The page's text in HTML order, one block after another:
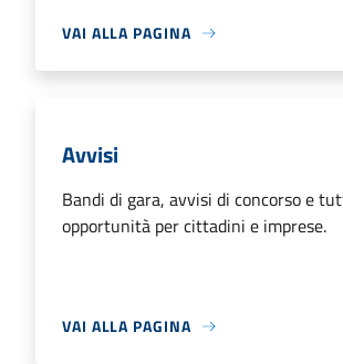
VAI ALLA PAGINA
Avvisi
Bandi di gara, avvisi di concorso e
opportunità per cittadini e imprese.
VAI ALLA PAGINA